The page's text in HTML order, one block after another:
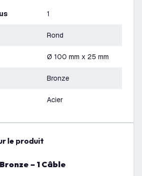
1
Rond
Ø 100 mm x 25 mm
Bronze
Acier
le produit
– 1 Câble